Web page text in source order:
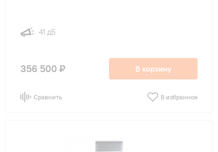
41 дБ
356 500 ₽ В корзину
Сравнить В избранное